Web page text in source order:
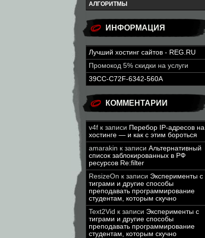
АЛГОРИТМЫ
ИНФОРМАЦИЯ
Лучший хостинг сайтов - REG.RU
Промокод 5% скидки на услуги
39CC-C72F-6342-560A
КОММЕНТАРИИ
v4f к записи Перебор IP-адресов на
хостинге — и как с этим бороться
amarakin к записи Альтернативный
список заблокированных в РФ
ресурсов Re:filter
ResizeOn к записи Эксперименты с
тиграми и другие способы
преподавать программирование
студентам, которым скучно
Text2Vid к записи Эксперименты с
тиграми и другие способы
преподавать программирование
студентам, которым скучно